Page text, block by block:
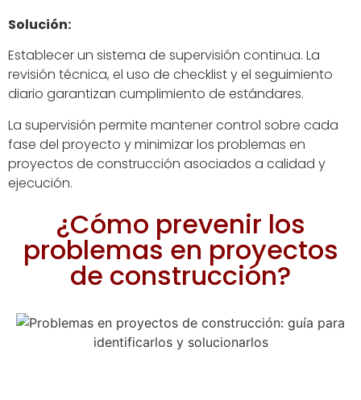
Solución:
Establecer un sistema de supervisión continua. La
revisión técnica, el uso de checklist y el seguimiento
diario garantizan cumplimiento de estándares.
La supervisión permite mantener control sobre cada
fase del proyecto y minimizar los problemas en
proyectos de construcción asociados a calidad y
ejecución.
¿Cómo prevenir los
problemas en proyectos
de construcción?